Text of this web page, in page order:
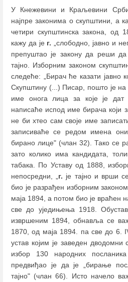
У Кнежевини и Краљевини
најпре законима о скупштини, а
четири скупштинска закона, од
кажу да је г. „слободно, јавно и
препуштао је закону да реши
тајно. Изборним законом
следеће: „Бирач ће казати јавно
Скупштину (...) Писар, пошто је
име онога лица за које је дат
написаће испод име бирача који
не би хтео сам своје име
записиваће се редом имена
бирано лице" (члан 32). Тако се
зато колико има кандидата,
табака. По Уставу од 1888,
непосредни, „ г. је тајно и врши
био је разрађен изборним
маја 1894, а потом био је враћен
све до уједињења 1918.
извршеним 1894, обнавља се
1870, од маја 1894. па све до 6.
устав којим је заведен
избор 130 народних
предвиђао je да је „бирање
тајно" (члан 66). Исто начело